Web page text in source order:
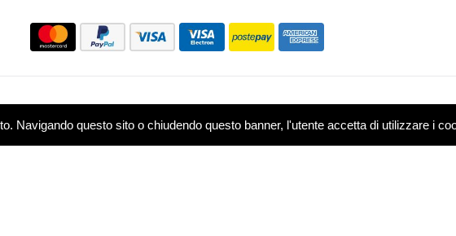
Navigando questo sito o chiudendo questo banner, l'utente accetta di utilizzare i